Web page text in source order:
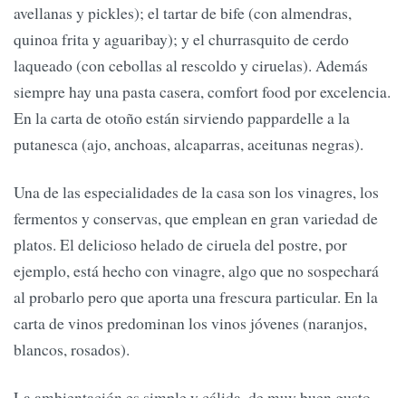
avellanas y pickles); el tartar de bife (con almendras,
quinoa frita y aguaribay); y el churrasquito de cerdo
laqueado (con cebollas al rescoldo y ciruelas). Además
siempre hay una pasta casera, comfort food por excelencia.
En la carta de otoño están sirviendo pappardelle a la
putanesca (ajo, anchoas, alcaparras, aceitunas negras).
Una de las especialidades de la casa son los vinagres, los
fermentos y conservas, que emplean en gran variedad de
platos. El delicioso helado de ciruela del postre, por
ejemplo, está hecho con vinagre, algo que no sospechará
al probarlo pero que aporta una frescura particular. En la
carta de vinos predominan los vinos jóvenes (naranjos,
blancos, rosados).